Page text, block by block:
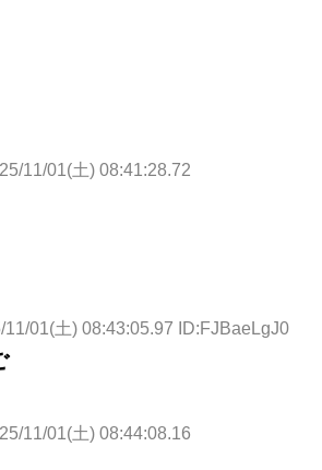
11/01(土) 08:41:28.72
11/01(土) 08:43:05.97 ID:FJBaeLgJ0
11/01(土) 08:44:08.16